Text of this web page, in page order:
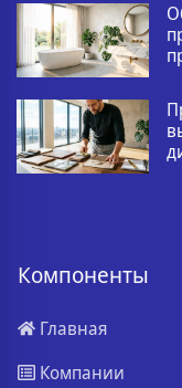
Компоненты
Главная
Компании